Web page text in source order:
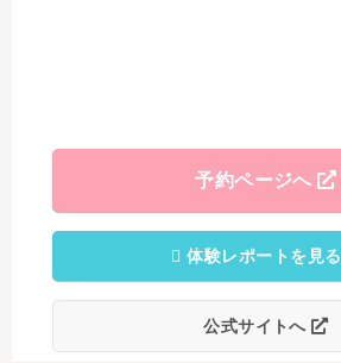
予約ページへ
体験レポートを見る
公式サイトへ